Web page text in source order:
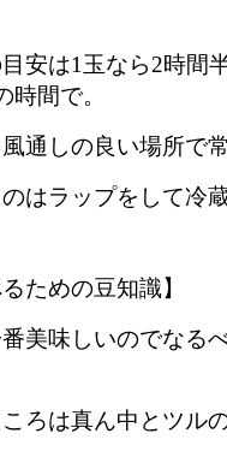
目安は1玉なら2時間
時間で。
通しの良い場所で
はラップをして冷
ための豆知識】
番美味しいのでなる
ころは真ん中とツル